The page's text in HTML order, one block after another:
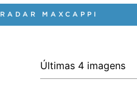
RADAR MAXCAPPI